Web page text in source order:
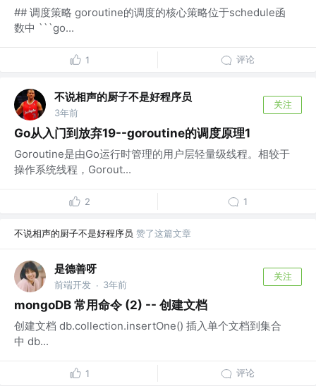
## 调度策略 goroutine的调度的核心策略位于schedule函
数中 ```go...
1 评论
不说相声的厨子不是好程序员
3年前
关注
Go从入门到放弃19--goroutine的调度原理1
Goroutine是由Go运行时管理的用户层轻量级线程。相较于
操作系统线程，Gorout...
2 1
不说相声的厨子不是好程序员 赞了这篇文章
是德善呀
前端开发 · 3年前
关注
mongoDB 常用命令 (2) -- 创建文档
创建文档 db.collection.insertOne() 插入单个文档到集合
中 db...
1 评论